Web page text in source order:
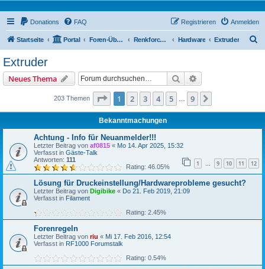
Donations FAQ Anmelden
Registrieren
Startseite Portal Foren-Übersicht Renkforce RF1000 Forum Hardware Extruder
Extruder
Neues Thema Suche
203 Themen Seite 1von
1 2 3 4 5 9
Bekanntmachungen
Achtung - Info für Neuanmelder!!!
Letzter Beitrag von af0815 « Mo 14. Apr 2025, 15:32
Verfasst in Gäste-Talk
Antworten: 111 1 … 9 10 11 12
Rating: 46.05%
Lösung für Druckeinstellung/Hardwareprobleme gesucht?
Letzter Beitrag von Digibike « Do 21. Feb 2019, 21:09
Verfasst in Filament
Rating: 2.45%
Forenregeln
Letzter Beitrag von riu « Mi 17. Feb 2016, 12:54
Verfasst in RF1000 Forumstalk
Rating: 0.54%